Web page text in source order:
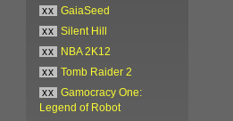
xx
GaiaSeed
xx
Silent Hill
xx
NBA 2K12
xx
Tomb Raider 2
xx
Gamocracy One:
Legend of Robot